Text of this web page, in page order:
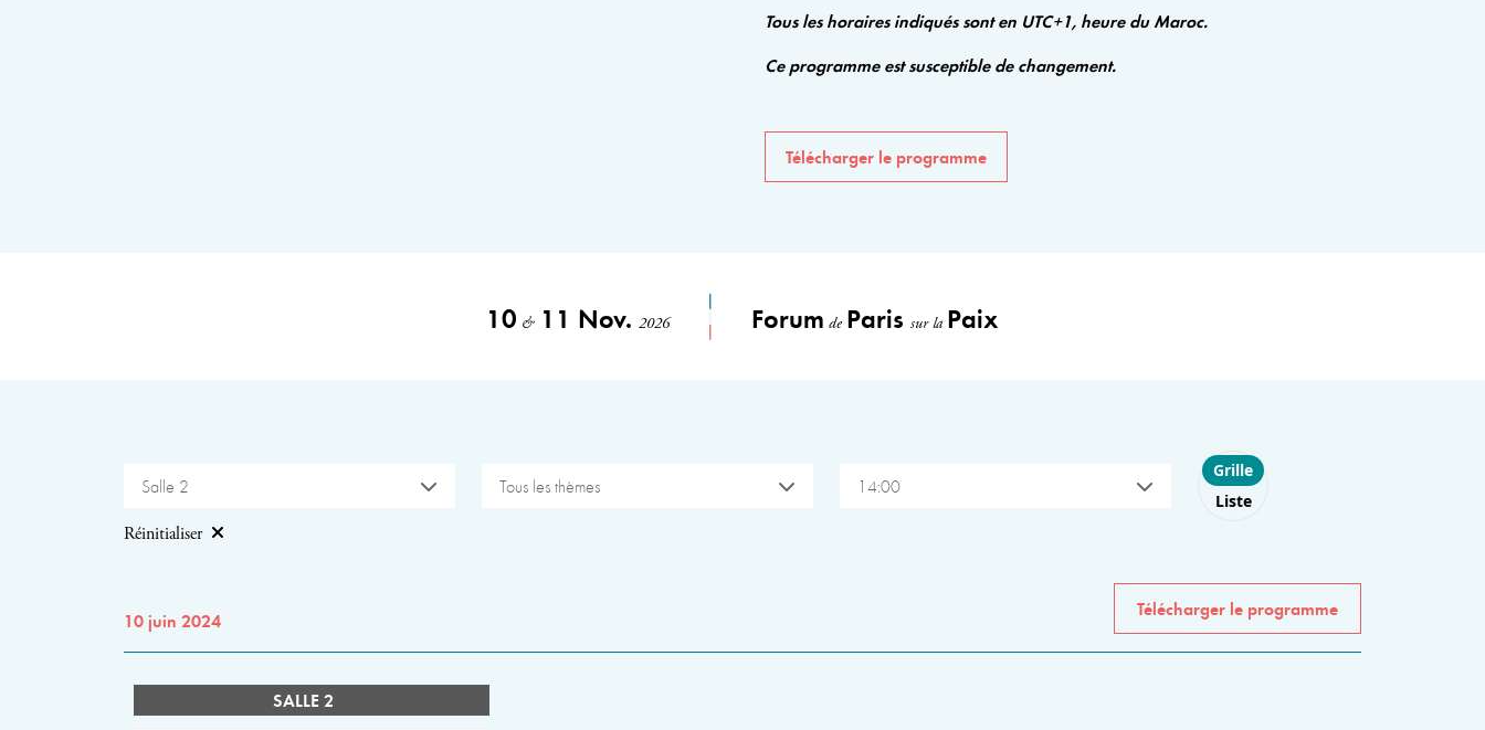
Tous les horaires indiqués sont en UTC+1, heure du Maroc.
Ce programme est susceptible de changement.
Télécharger le programme
10 &11 Nov. 2026 Forum de Paris sur la Paix
Salle 2 Tous les thèmes 14:00
Choose layout
Grille
Liste
Réinitialiser
10 juin 2024
Télécharger le programme
SALLE 2